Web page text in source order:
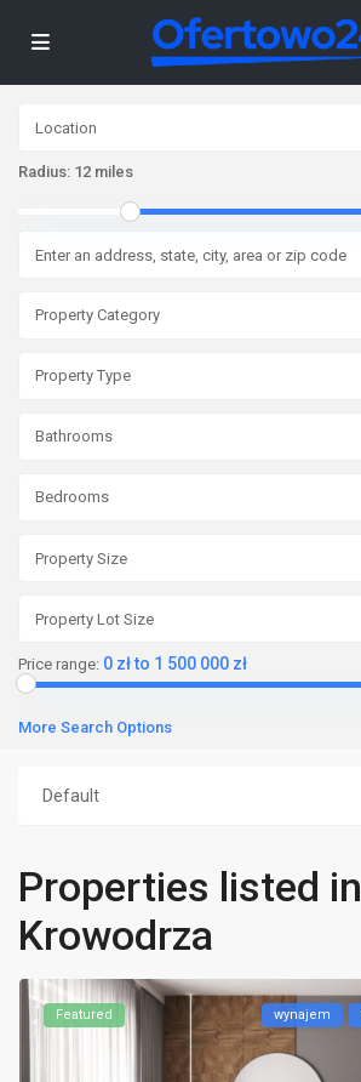
Radius: 12 miles
Property Category
Property Type
Bathrooms
Bedrooms
Price range: 0 zł to 1 500 000 zł
More Search Options
Default
Properties listed in
Krowodrza
Featured wynajem